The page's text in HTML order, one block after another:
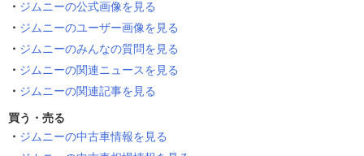
ジムニーの公式画像を見る
ジムニーのユーザー画像を見る
ジムニーのみんなの質問を見る
ジムニーの関連ニュースを見る
ジムニーの関連記事を見る
買う・売る
ジムニーの中古車情報を見る